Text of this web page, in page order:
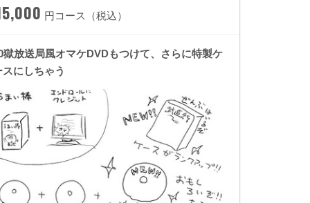
円コース（税込）
獄放送局風オマケDVDもつけて、さらに特製ケ
スにしちゃう